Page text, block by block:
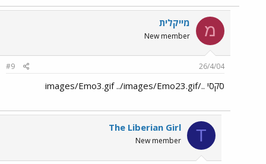
מ מייקלית
New member
26/4/04
#9
סקסי ../images/Emo3.gif ../images/Emo23.gif
T
The Liberian Girl
New member